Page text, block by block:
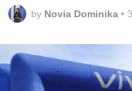
by Novia Dominika •